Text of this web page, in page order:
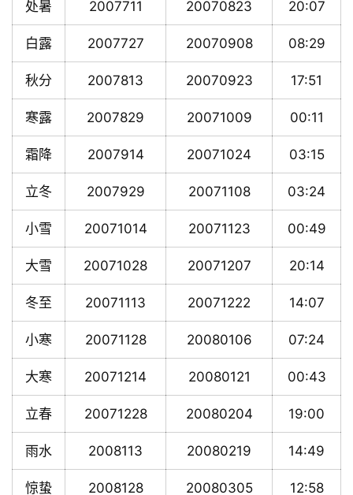
处暑 2007711 20070823 20:07
白露 2007727 20070908 08:29
秋分 2007813 20070923 17:51
寒露 2007829 20071009 00:11
霜降 2007914 20071024 03:15
立冬 2007929 20071108 03:24
小雪 20071014 20071123 00:49
大雪 20071028 20071207 20:14
冬至 20071113 20071222 14:07
小寒 20071128 20080106 07:24
大寒 20071214 20080121 00:43
立春 20071228 20080204 19:00
雨水 2008113 20080219 14:49
惊蛰 2008128 20080305 12:58